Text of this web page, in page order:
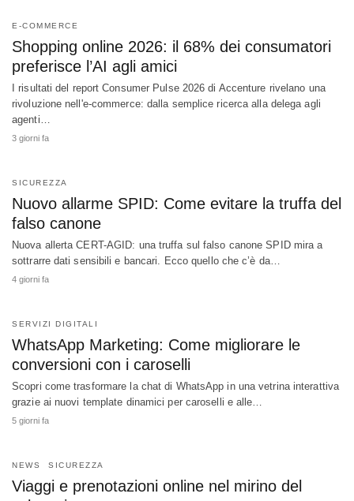
E-COMMERCE
Shopping online 2026: il 68% dei consumatori
preferisce l’AI agli amici
I risultati del report Consumer Pulse 2026 di Accenture rivelano una
rivoluzione nell'e-commerce: dalla semplice ricerca alla delega agli
agenti…
3 giorni fa
SICUREZZA
Nuovo allarme SPID: Come evitare la truffa del
falso canone
Nuova allerta CERT-AGID: una truffa sul falso canone SPID mira a
sottrarre dati sensibili e bancari. Ecco quello che c’è da…
4 giorni fa
SERVIZI DIGITALI
WhatsApp Marketing: Come migliorare le
conversioni con i caroselli
Scopri come trasformare la chat di WhatsApp in una vetrina interattiva
grazie ai nuovi template dinamici per caroselli e alle…
5 giorni fa
NEWS SICUREZZA
Viaggi e prenotazioni online nel mirino del